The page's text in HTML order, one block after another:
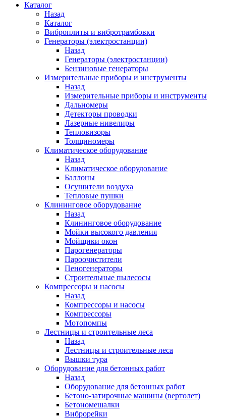
Каталог
Назад
Каталог
Виброплиты и вибротрамбовки
Генераторы (электростанции)
Назад
Генераторы (электростанции)
Бензиновые генераторы
Измерительные приборы и инструменты
Назад
Измерительные приборы и инструменты
Дальномеры
Детекторы проводки
Лазерные нивелиры
Тепловизоры
Толщиномеры
Климатическое оборудование
Назад
Климатическое оборудование
Баллоны
Осушители воздуха
Тепловые пушки
Клининговое оборудование
Назад
Клининговое оборудование
Мойки высокого давления
Мойщики окон
Парогенераторы
Пароочистители
Пеногенераторы
Строительные пылесосы
Компрессоры и насосы
Назад
Компрессоры и насосы
Компрессоры
Мотопомпы
Лестницы и строительные леса
Назад
Лестницы и строительные леса
Вышки тура
Оборудование для бетонных работ
Назад
Оборудование для бетонных работ
Бетоно-затирочные машины (вертолет)
Бетономешалки
Виброрейки